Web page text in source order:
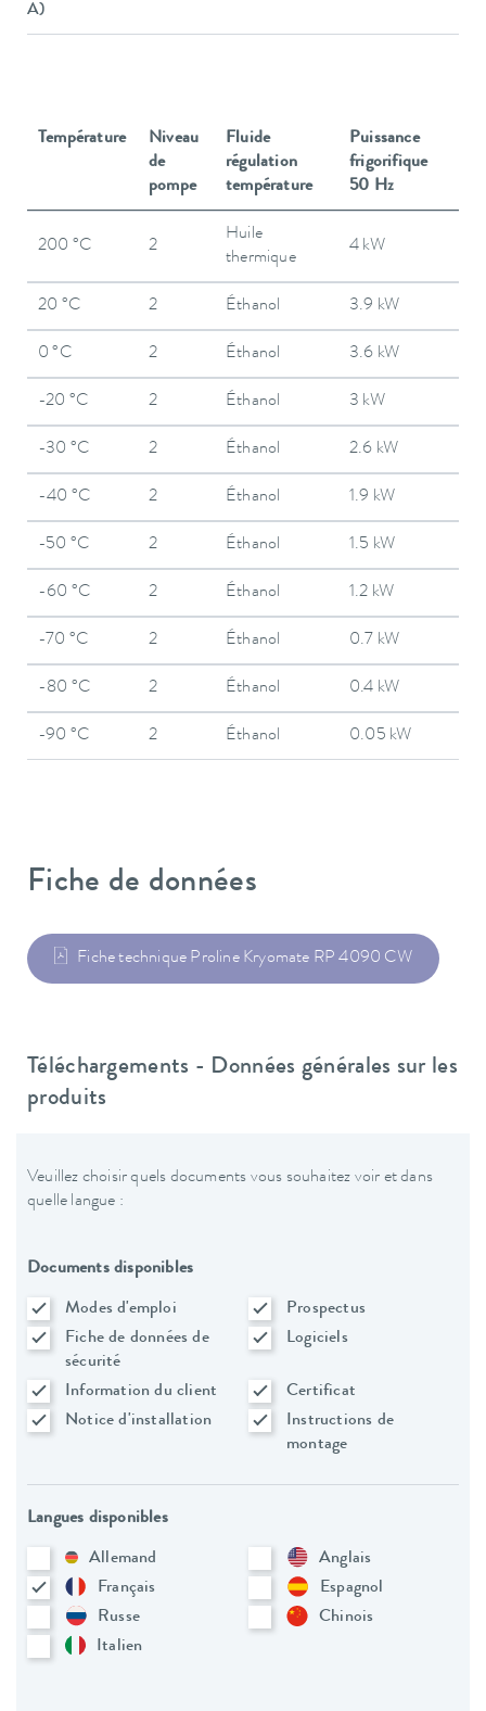
A)
Température
Niveau
de
pompe
Fluide
régulation
température
Puissance
frigorifique
50 Hz
200 °C 2
Huile
thermique
4 kW
20 °C 2 Éthanol 3.9 kW
0 °C 2 Éthanol 3.6 kW
-20 °C 2 Éthanol 3 kW
-30 °C 2 Éthanol 2.6 kW
-40 °C 2 Éthanol 1.9 kW
-50 °C 2 Éthanol 1.5 kW
-60 °C 2 Éthanol 1.2 kW
-70 °C 2 Éthanol 0.7 kW
-80 °C 2 Éthanol 0.4 kW
-90 °C 2 Éthanol 0.05 kW
Fiche de données
Fiche technique Proline Kryomate RP 4090 CW
Téléchargements - Données générales sur les
produits
Veuillez choisir quels documents vous souhaitez voir et dans
quelle langue :
Documents disponibles
Modes d'emploi
Prospectus
Fiche de données de
sécurité
Logiciels
Information du client
Certificat
Notice d'installation
Instructions de
montage
Langues disponibles
Allemand
Anglais
Français
Espagnol
Russe
Chinois
Italien